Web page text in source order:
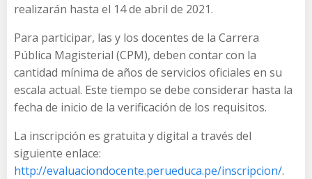
realizarán hasta el 14 de abril de 2021.
Para participar, las y los docentes de la Carrera
Pública Magisterial (CPM), deben contar con la
cantidad mínima de años de servicios oficiales en su
escala actual. Este tiempo se debe considerar hasta la
fecha de inicio de la verificación de los requisitos.
La inscripción es gratuita y digital a través del
siguiente enlace:
http://evaluaciondocente.perueduca.pe/inscripcion/.